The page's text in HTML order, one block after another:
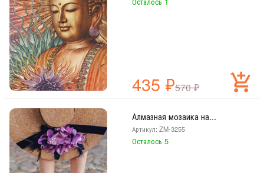
435 ₽570₽
Алмазная мозаика на...
Артикул: ZM-3255
Осталось 5